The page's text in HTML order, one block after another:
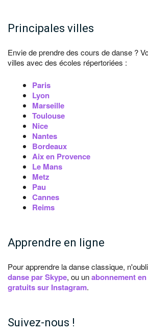
Principales villes
Envie de prendre des cours de danse ?
villes avec des écoles répertoriées :
Paris
Lyon
Marseille
Toulouse
Nice
Nantes
Bordeaux
Aix en Provence
Le Mans
Metz
Pau
Cannes
Reims
Apprendre en ligne
Pour apprendre la danse classique,
danse par Skype, ou unabonnement
gratuits sur Instagram.
Suivez-nous !